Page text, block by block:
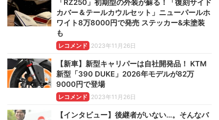
「RZ250」初期型の外装が蘇る！「復刻サイド
カバー＆テールカウルセット」ニューパールホ
ワイト8万8000円で発売 ステッカー&未塗装
も
レコメンド 2023年11月26日
【新車】新型キャリパーは自社開発品！ KTM
新型「390 DUKE」2026年モデルが82万
9000円で登場
レコメンド 2023年11月26日
【インタビュー】後継者がいない…。そんなバ